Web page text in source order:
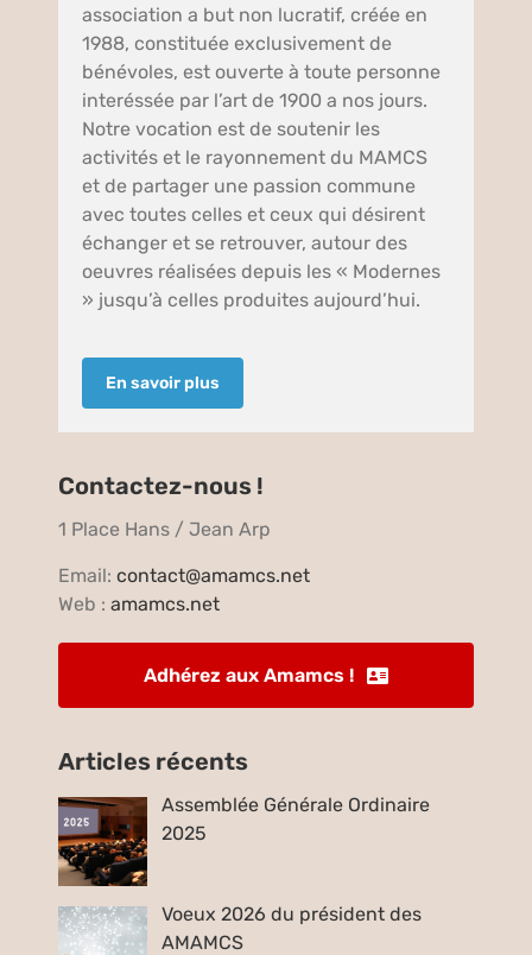
association a but non lucratif, créée en
1988, constituée exclusivement de
bénévoles, est ouverte à toute personne
interéssée par l’art de 1900 a nos jours.
Notre vocation est de soutenir les
activités et le rayonnement du MAMCS
et de partager une passion commune
avec toutes celles et ceux qui désirent
échanger et se retrouver, autour des
oeuvres réalisées depuis les « Modernes
» jusqu’à celles produites aujourd’hui.
En savoir plus
Contactez-nous !
1 Place Hans / Jean Arp
Email:contact@amamcs.net
Web :amamcs.net
Adhérez aux Amamcs !
Articles récents
Assemblée Générale Ordinaire
2025
Voeux 2026 du président des
AMAMCS